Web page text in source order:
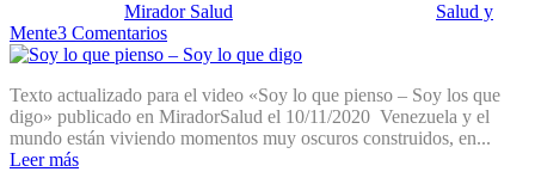
Mirador Salud
Salud y
Mente3 Comentarios
Texto actualizado para el video «Soy lo que pienso – Soy los que
digo» publicado en MiradorSalud el 10/11/2020 Venezuela y el
mundo están viviendo momentos muy oscuros construidos, en...
Leer más